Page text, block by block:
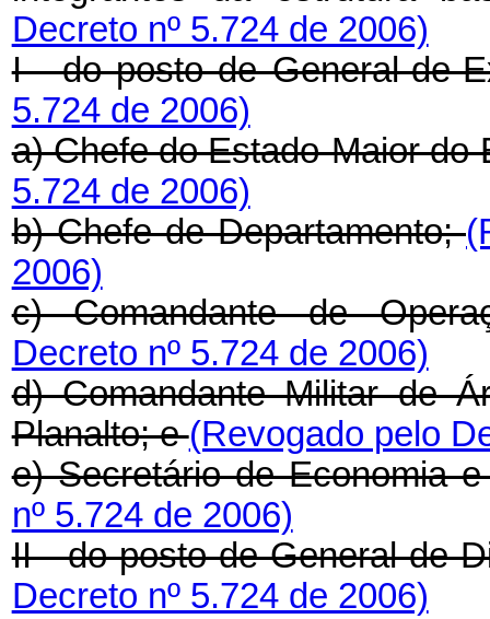
Decreto nº 5.724 de 2006)
I - do posto de General-de-
5.724 de 2006)
a) Chefe do Estado-Maior do
5.724 de 2006)
b) Chefe de Departamento;
2006)
c) Comandante de
Decreto nº 5.724 de 2006)
d) Comandante Militar de
Planalto; e(Revogado pelo
e) Secretário de Economia
nº 5.724 de 2006)
II - do posto de General-de-
Decreto nº 5.724 de 2006)